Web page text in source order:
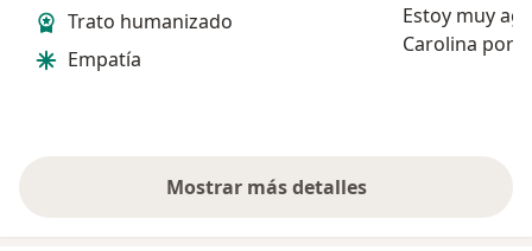
Trato humanizado
Empatía
Estoy muy
Carolina por
Mostrar más detalles
sobre la experiencia